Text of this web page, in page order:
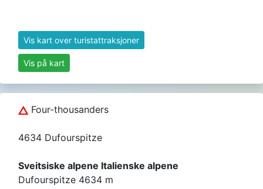
Vis kart over turistattraksjoner
Vis på kart
Four-thousanders
4634 Dufourspitze
Sveitsiske alpene Italienske alpene
Dufourspitze 4634 m